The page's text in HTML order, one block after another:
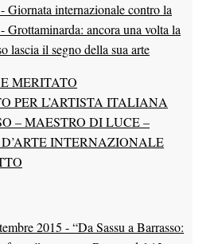
internazionale contro la
Grottaminarda: ancora una volta la
lascia il segno della sua arte
MERITATO
PER L’ARTISTA ITALIANA
– MAESTRO DI LUCE –
INTERNAZIONALE
2015 - “Da Sassu a Barrasso: